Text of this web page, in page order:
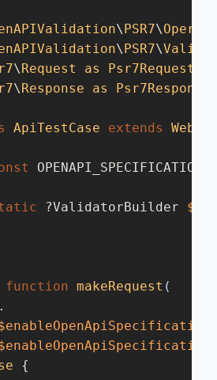
\PSR7\
\PSR7\
\Request as Psr7Request
\Response as Psr7Response
ApiTestCase extends
?ValidatorBuilder
function makeRequest (
{